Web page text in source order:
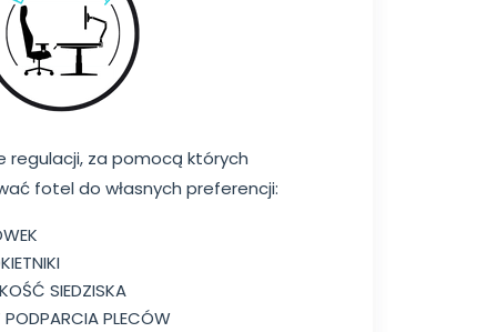
regulacji, za pomocą których
fotel do własnych preferencji:
SIEDZISKA
PLECÓW